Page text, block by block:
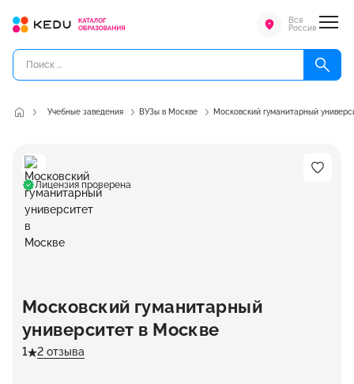
Вся
Россия
Учебные заведения ВУЗы в Москве Московский гуманитарный
Лицензия проверена
Московский гуманитарный
университет в Москве
1 2 отзыва